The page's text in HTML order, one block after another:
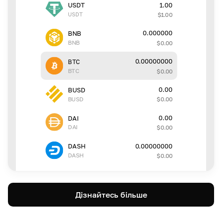
USDT
USDT
1.00
$1.00
BNB
BNB
0.000000
$0.00
BTC
BTC
0.00000000
$0.00
BUSD
BUSD
0.00
$0.00
DAI
DAI
0.00
$0.00
DASH
DASH
0.00000000
$0.00
Дізнайтесь більше